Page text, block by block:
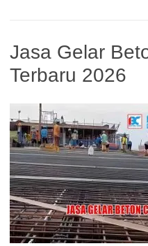
Jasa Gelar
Terbaru 2026